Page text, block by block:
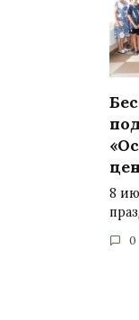
8
0